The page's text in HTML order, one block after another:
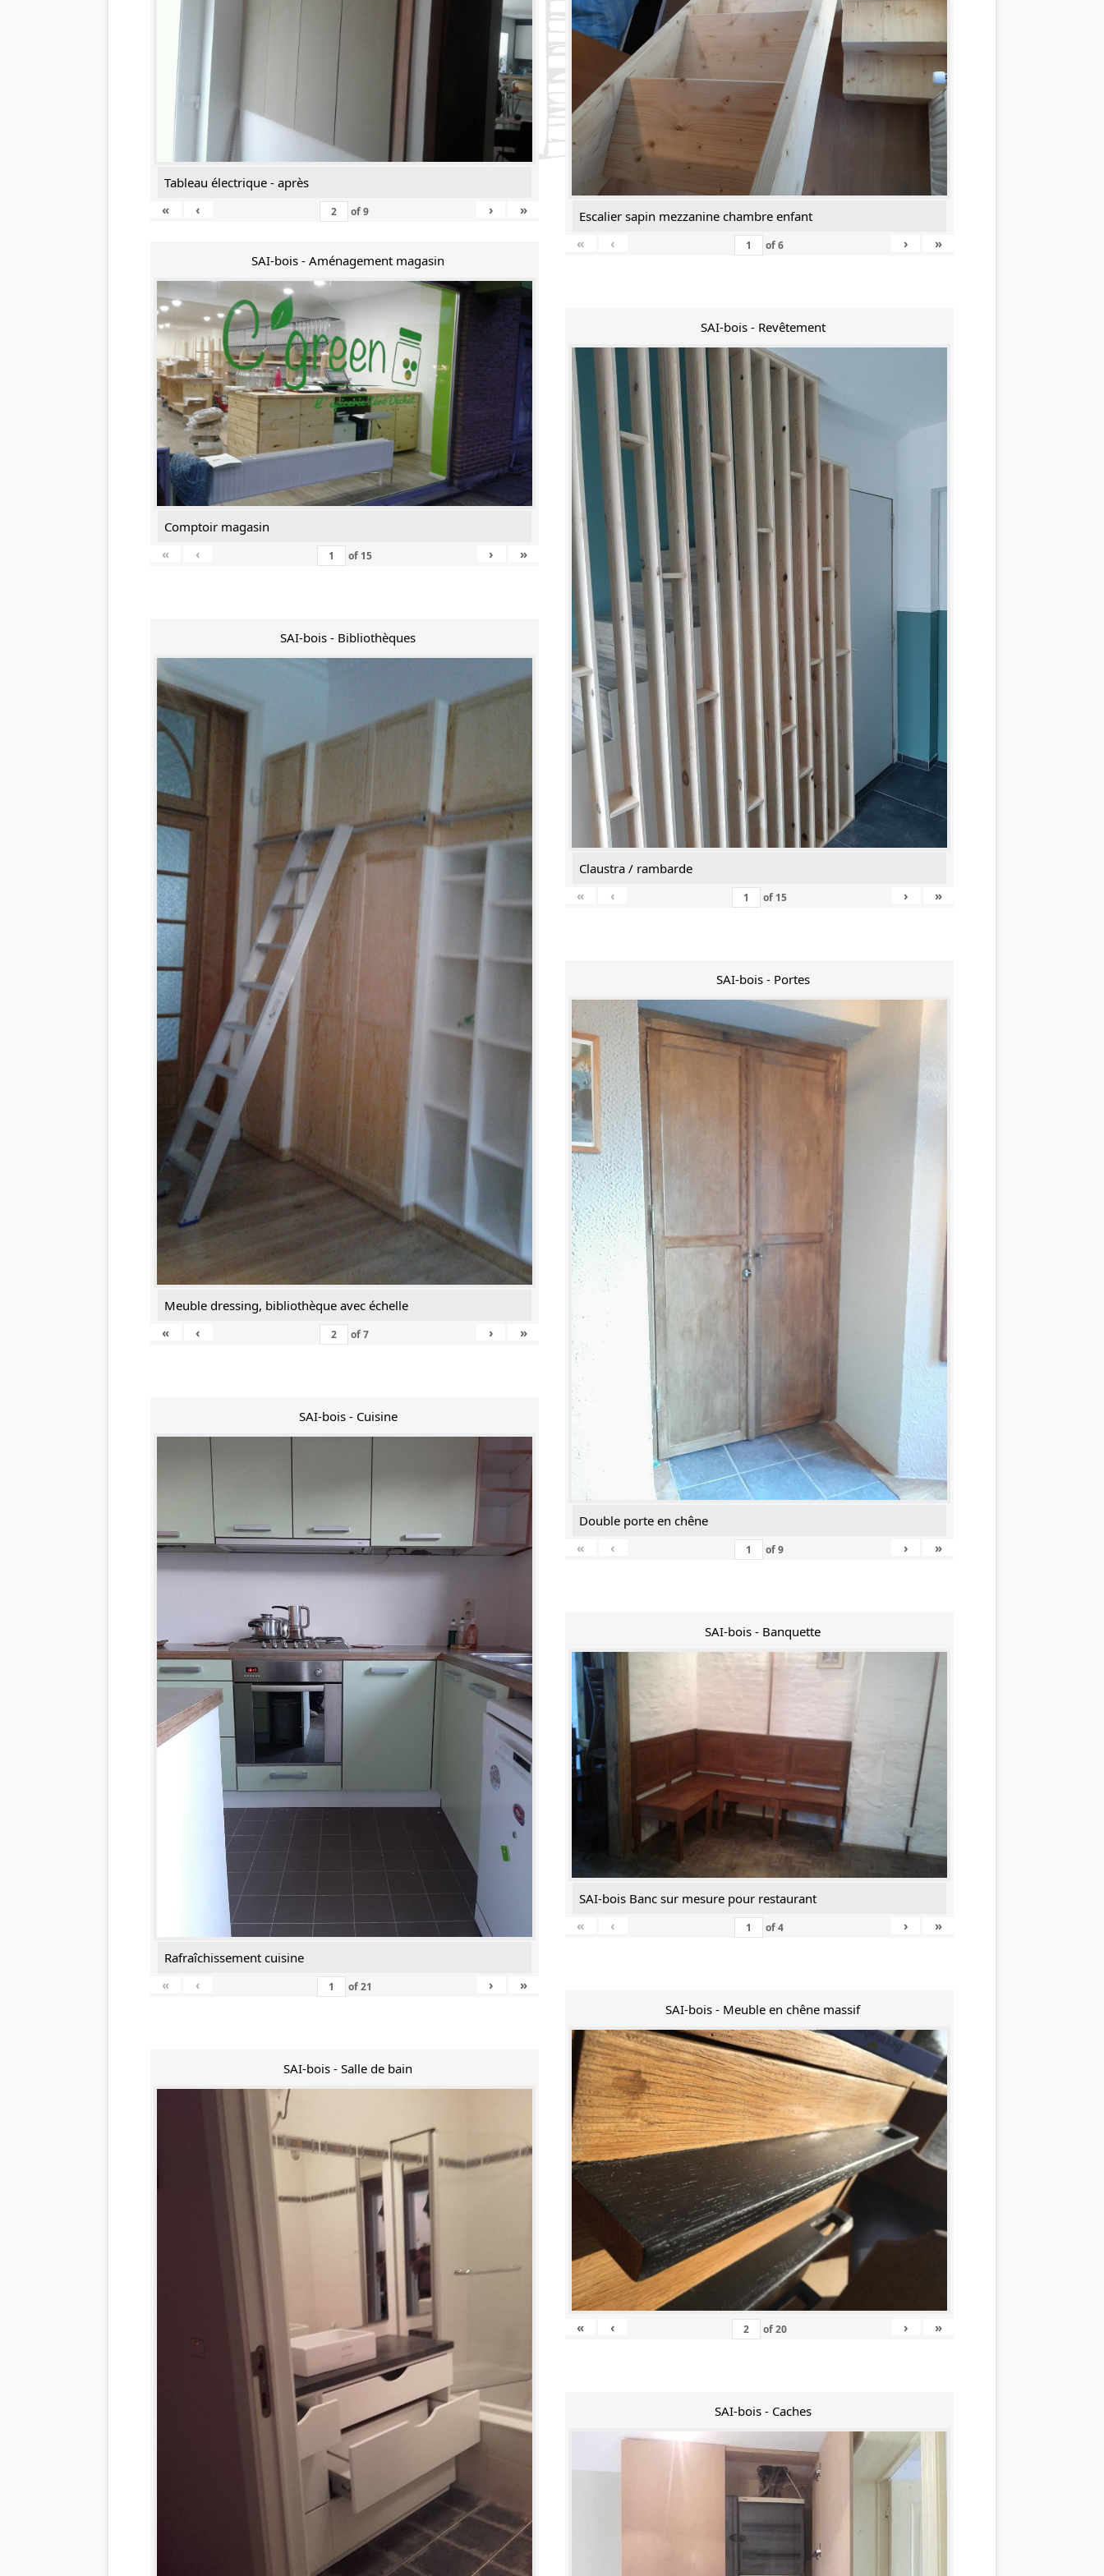
Tableau électrique - après
«
‹ of9 › »
SAI-bois - Aménagement magasin
Comptoir magasin
«
‹ of 15 › »
SAI-bois - Bibliothèques
Meuble dressing, bibliothèque avec échelle
«
‹ of7 › »
SAI-bois - Cuisine
Rafraîchissement cuisine
«
‹ of21 › »
SAI-bois - Salle de bain
Escalier sapin mezzanine chambre enfant
«
‹ of6 › »
SAI-bois - Revêtement
Claustra / rambarde
«
‹ of 15 › »
SAI-bois - Portes
Double porte en chêne
«
‹ of9 › »
SAI-bois - Banquette
SAI-bois Banc sur mesure pour restaurant
«
‹ of4 › »
SAI-bois - Meuble en chêne massif
« ‹ of20 › »
SAI-bois - Caches